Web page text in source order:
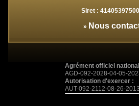
Siret :
» Nous
Agrément officiel
AGD-092-2028-04-05-
Autorisation d'exercer :
AUT-092-2112-08-26-